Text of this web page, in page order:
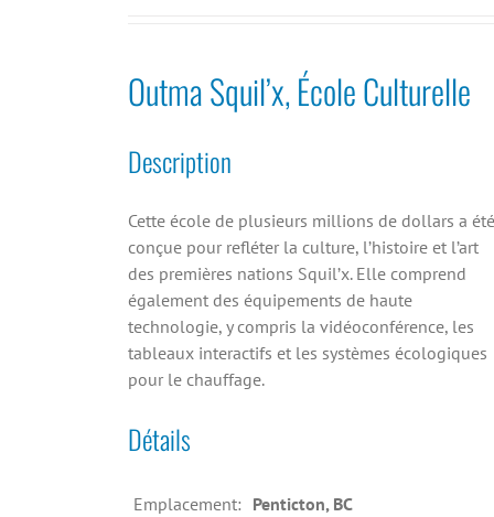
Outma Squil’x, École Culturelle
Description
Cette école de plusieurs millions de dollars a été
conçue pour refléter la culture, l’histoire et l’art
des premières nations Squil’x. Elle comprend
également des équipements de haute
technologie, y compris la vidéoconférence, les
tableaux interactifs et les systèmes écologiques
pour le chauffage.
Détails
Emplacement: Penticton, BC